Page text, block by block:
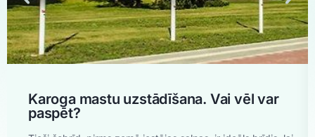
Karoga mastu uzstādīšana. Vai vēl var
paspēt?